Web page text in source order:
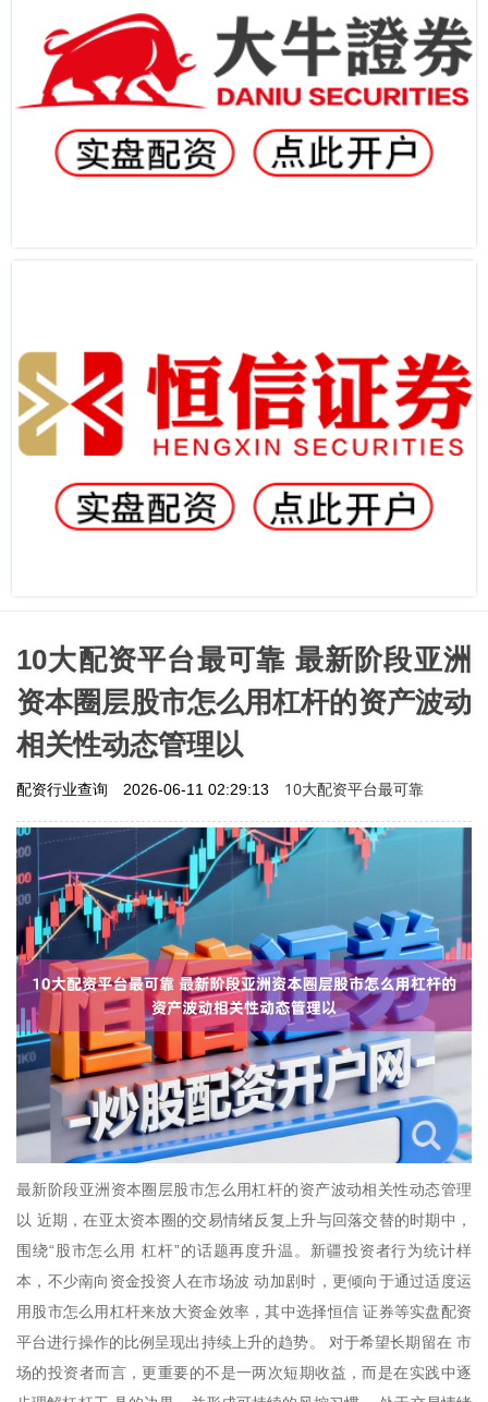
10大配资平台最可靠 最新阶段亚洲
资本圈层股市怎么用杠杆的资产波动
相关性动态管理以
配资行业查询 2026-06-11 02:29:13 10大配资平台最可靠
最新阶段亚洲资本圈层股市怎么用杠杆的资产波动相关性动态管理
以 近期，在亚太资本圈的交易情绪反复上升与回落交替的时期中，
围绕“股市怎么用 杠杆”的话题再度升温。新疆投资者行为统计样
本，不少南向资金投资人在市场波 动加剧时，更倾向于通过适度运
用股市怎么用杠杆来放大资金效率，其中选择恒信 证券等实盘配资
平台进行操作的比例呈现出持续上升的趋势。 对于希望长期留在 市
场的投资者而言，更重要的不是一两次短期收益，而是在实践中逐